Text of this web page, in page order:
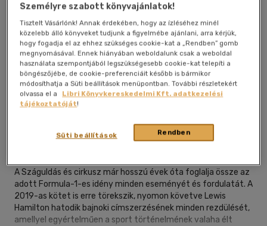
Kívánságlistához adom Megosztom
Beta Press Kft.|2019|magyar nyelvű|keménytábla
A Száguldás és cirkusz már hosszú évek óta foglalja össze az
adott Formula-1-es idény minden eseményét és fordulatát. A
2019-as kötet is erre törekszik, nyomon követve Lewis
Hamilton hatodik bajnoki címszerzésének minden rezdülését,
amellyel egyértelműen a sport történelmének valaha élt
Személyre szabott könyvajánlatok!
Tisztelt Vásárlónk! Annak érdekében, hogy az ízléséhez minél
közelebb álló könyveket tudjunk a figyelmébe ajánlani, arra kérjük,
hogy fogadja el az ehhez szükséges cookie-kat a „Rendben” gomb
megnyomásával. Ennek hiányában weboldalunk csak a weboldal
használata szempontjából legszükségesebb cookie-kat telepíti a
böngészőjébe, de cookie-preferenciáit később is bármikor
módosíthatja a Süti beállítások menüpontban. További részletekért
olvassa el a
Libri Könyvkereskedelmi Kft. adatkezelési
tájékoztatóját!
Rendben
Süti beállítások